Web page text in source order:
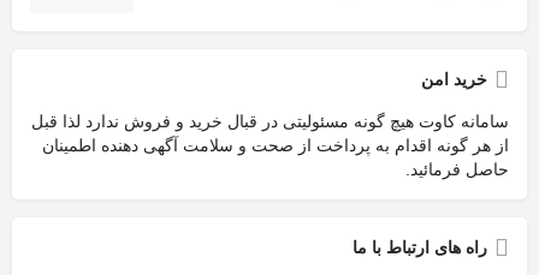
خرید امن
سامانه کاوت هیچ گونه مسئولیتی در قبال خرید و فروش ندارد لذا قبل
از هر گونه اقدام به پرداخت از صحت و سلامت آگهی دهنده اطمینان
حاصل فرمائید.
راه های ارتباط با ما